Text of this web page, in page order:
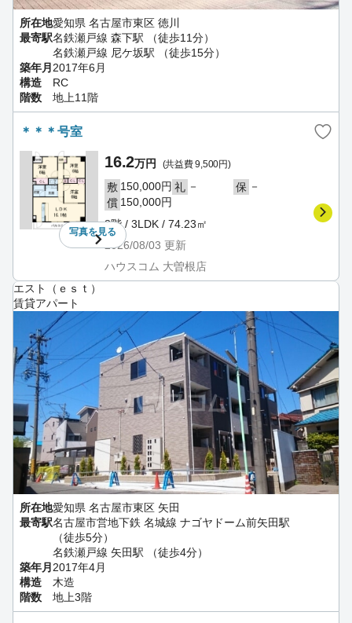
所在地愛知県 名古屋市東区 徳川
最寄駅名鉄瀬戸線 森下駅 （徒歩11分）
名鉄瀬戸線 尼ケ坂駅 （徒歩15分）
築年月 2017年6月
構造
RC
階数
地上11階
＊＊＊号室
写真を見る
16.2万円 (共益費 9,500円)
敷 150,000円 礼 － 保 －
償 150,000円
8階 / 3LDK / 74.23㎡
2026/08/03 更新
ハウスコム 大曽根店
エスト（ｅｓｔ）
賃貸アパート
所在地愛知県 名古屋市東区 矢田
最寄駅名古屋市営地下鉄 名城線 ナゴヤドーム前矢田駅
（徒歩5分）
名鉄瀬戸線 矢田駅 （徒歩4分）
築年月 2017年4月
構造
木造
階数
地上3階